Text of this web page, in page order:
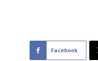
Facebook